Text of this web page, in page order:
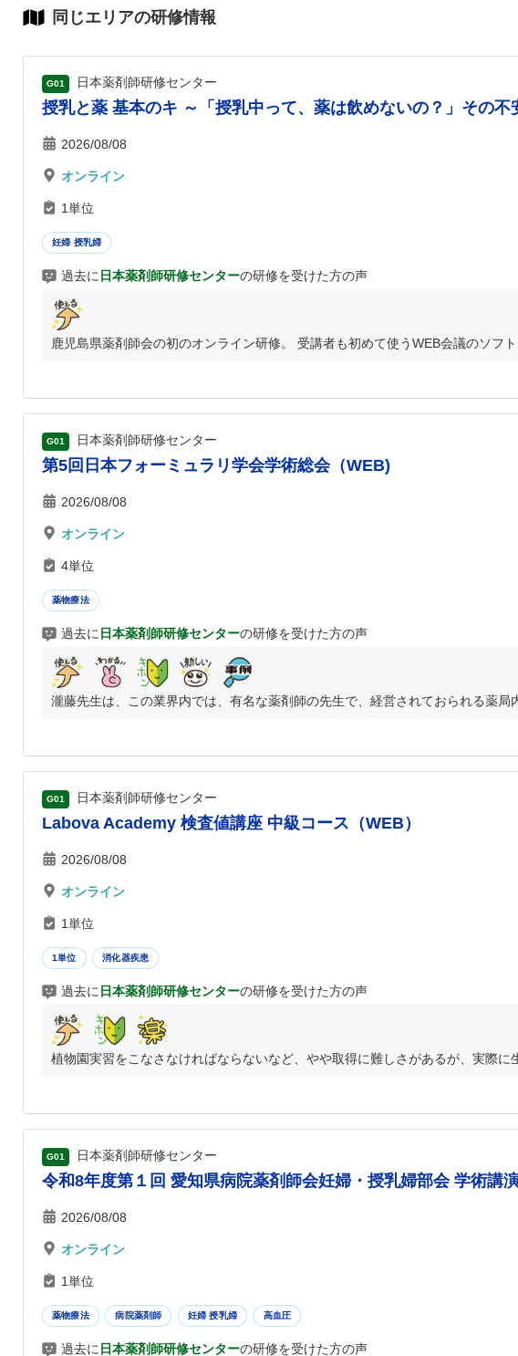
同じエリアの研修情報
G01 日本薬剤師研修センター
授乳と薬 基本のキ ～「授乳中って、薬は飲めないの？」その不
2026/08/08
オンライン
1単位
妊婦 授乳婦
過去に 日本薬剤師研修センターの研修を受けた方の声
鹿児島県薬剤師会の初のオンライン研修。 受講者も初めて使うWEB会議のソフト
G01 日本薬剤師研修センター
第5回日本フォーミュラリ学会学術総会（WEB)
2026/08/08
オンライン
4単位
薬物療法
過去に 日本薬剤師研修センターの研修を受けた方の声
瀧藤先生は、この業界内では、有名な薬剤師の先生で、経営されておられる薬局
G01 日本薬剤師研修センター
Labova Academy 検査値講座 中級コース（WEB）
2026/08/08
オンライン
1単位
1単位 消化器疾患
過去に 日本薬剤師研修センターの研修を受けた方の声
植物園実習をこなさなければならないなど、やや取得に難しさがあるが、実際に
G01 日本薬剤師研修センター
令和8年度第１回 愛知県病院薬剤師会妊婦・授乳婦部会 学術講
2026/08/08
オンライン
1単位
薬物療法 病院薬剤師 妊婦 授乳婦 高血圧
過去に 日本薬剤師研修センターの研修を受けた方の声